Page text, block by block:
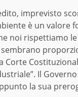
imprevisto
è un valore
noi rispettiamo
sembrano
Corte
Il
la sua